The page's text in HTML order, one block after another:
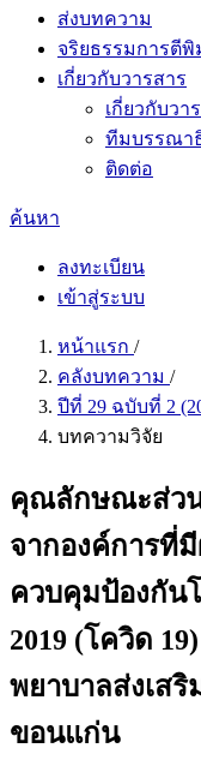
ส่งบทความ
จริยธรรมการตีพิ
เกี่ยวกับวารสาร
เกี่ยวกับวา
ทีมบรรณา
ติดต่อ
ค้นหา
ลงทะเบียน
เข้าสู่ระบบ
หน้าแรก /
คลังบทความ /
ปีที่ 29 ฉบับที่ 2
บทความวิจัย
คุณลักษณะส่ว
จากองค์การที่
ควบคุมป้องกัน
2019 (โควิด
พยาบาลส่งเส
ขอนแก่น